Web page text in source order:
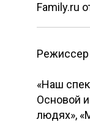
Family.ru
Режиссер
«Наш
Основой
людях»,